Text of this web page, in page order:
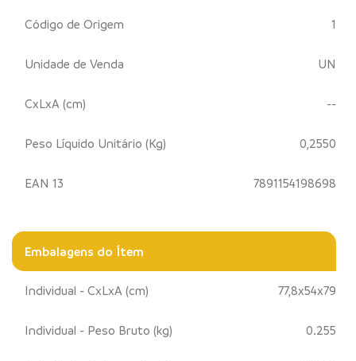
Código de Origem 1
Unidade de Venda UN
CxLxA (cm) --
Peso Líquido Unitário (Kg) 0,2550
EAN 13 7891154198698
Embalagens do Ítem
Individual - CxLxA (cm) 77,8x54x79
Individual - Peso Bruto (kg) 0.255